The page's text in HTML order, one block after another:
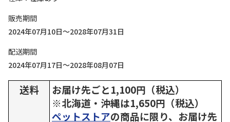
販売期間
2024年07月10日～2028年07月31日
配送期間
2024年07月17日～2028年08月07日
送料
お届け先ごと1,100円（税込）
※北海道・沖縄は1,650円（税込）
ペットストアの商品に限り、お届け先